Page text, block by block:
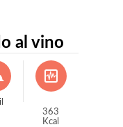
al vino
363
Kcal